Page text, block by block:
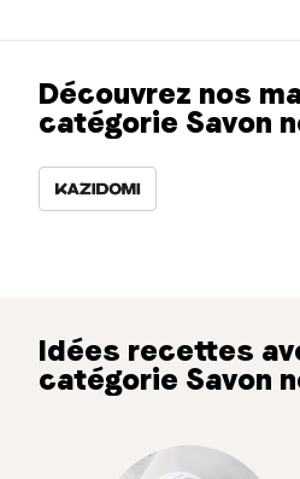
Découvrez nos
catégorie Savon
Idées recettes
catégorie Savon